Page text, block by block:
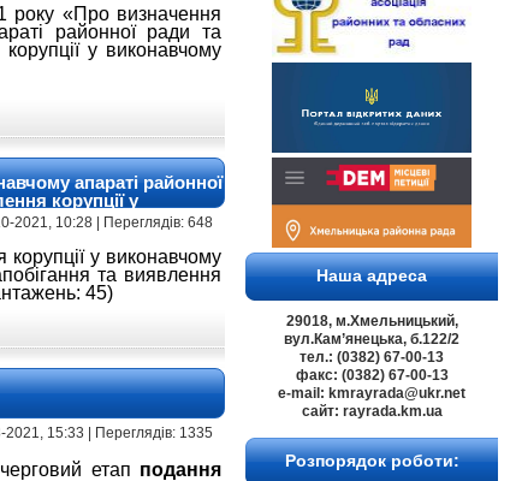
Наша адреса
29018, м.Хмельницький,
вул.Кам’янецька, б.122/2
тел.: (0382) 67-00-13
факс: (0382) 67-00-13
e-mail: kmrayrada@ukr.net
сайт: rayrada.km.ua
Розпорядок роботи:
року «Про визначення
районної ради та
у виконавчому
апараті районної
корупції у
2021, 10:28 | Переглядів: 648
у виконавчому
та виявлення
45)
15:33 | Переглядів: 1335
етап подання